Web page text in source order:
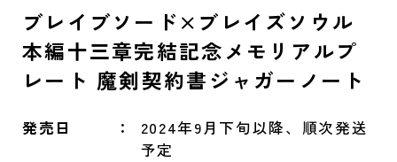
ブレイブソード×ブレイズソウル
本編十三章完結記念メモリアルプ
レート 魔剣契約書ジャガーノート
発売日
2024年9月下旬以降、順次発送
予定